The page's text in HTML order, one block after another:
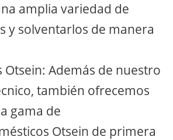
amplia variedad de
y solventarlos de manera
Otsein: Además de nuestro
también ofrecemos
gama de
Otsein de primera